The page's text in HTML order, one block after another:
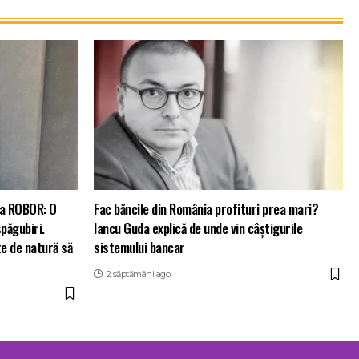
O
de natură să
Fac băncile din România profituri prea mari?
Iancu Guda explică de unde vin câștigurile
sistemului bancar
2 săptămâni ago